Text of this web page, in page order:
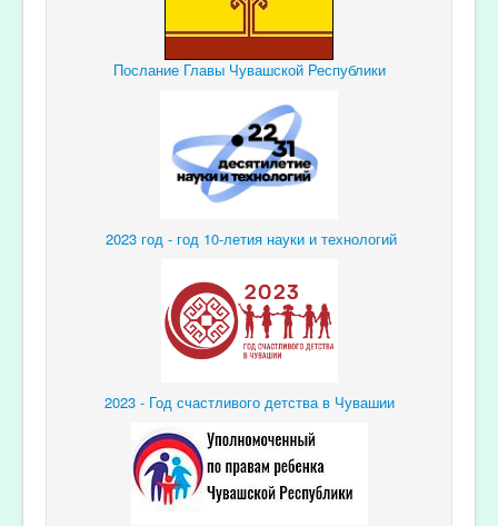
Послание Главы Чувашской Республики
2023 год - год 10-летия науки и технологий
2023 - Год счастливого детства в Чувашии